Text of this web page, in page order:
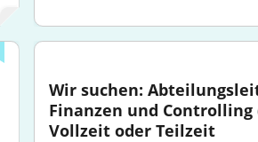
Wir suchen:
Finanzen und
Vollzeit oder Teilzeit